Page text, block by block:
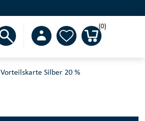
(0)
Vorteilskarte Silber 20 %